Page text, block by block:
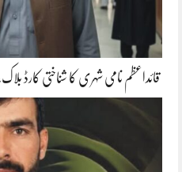
قائداعظم نامی شہری کا شناختی کارڈ